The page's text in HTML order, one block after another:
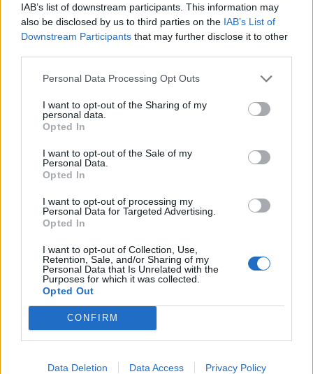
IAB’s list of downstream participants. This information may
also be disclosed by us to third parties on the IAB’s List of
Downstream Participants that may further disclose it to other
Personal Data Processing Opt Outs
I want to opt-out of the Sharing of my
personal data.
Opted In
I want to opt-out of the Sale of my
Personal Data.
Opted In
I want to opt-out of processing my
Personal Data for Targeted Advertising.
Opted In
I want to opt-out of Collection, Use,
Retention, Sale, and/or Sharing of my
Personal Data that Is Unrelated with the
Purposes for which it was collected.
Opted Out
CONFIRM
Data Deletion Data Access Privacy Policy
assegnato. Se invece il tocco, seppur
interpretabile come un passaggio involontario,
viene assegnato.
Gol Zapata
Palla a mezz'altezza al limite per Freuler che
solo davanti a Strakosha e segna. Niente assist
poichè quello di Freuler è chiaramente un
tentativo di tiro (Punto 3 del Regolamento Fg).
Meno dubbio il caso diFreulerin occasione del
gol di Zapata, equiparabile inoltre al mancato
assist aRogerioper Ferrari. Come spiegato
tante altre volte, quando il servizio ad un
compagno nasce da un tentativo di tiro evidente
non è considerato assist. E in questo caso è